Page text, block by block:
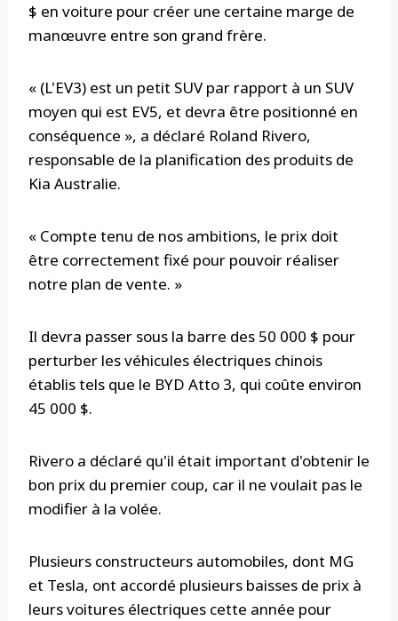
$ en voiture pour créer une certaine marge de
manœuvre entre son grand frère.
« (L'EV3) est un petit SUV par rapport à un SUV
moyen qui est EV5, et devra être positionné en
conséquence », a déclaré Roland Rivero,
responsable de la planification des produits de
Kia Australie.
« Compte tenu de nos ambitions, le prix doit
être correctement fixé pour pouvoir réaliser
notre plan de vente. »
Il devra passer sous la barre des 50 000 $ pour
perturber les véhicules électriques chinois
établis tels que le BYD Atto 3, qui coûte environ
45 000 $.
Rivero a déclaré qu'il était important d'obtenir le
bon prix du premier coup, car il ne voulait pas le
modifier à la volée.
Plusieurs constructeurs automobiles, dont MG
et Tesla, ont accordé plusieurs baisses de prix à
leurs voitures électriques cette année pour